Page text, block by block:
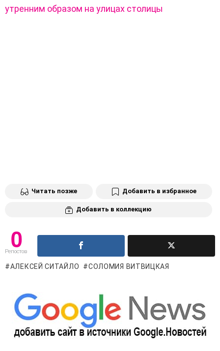
утренним образом на улицах столицы
Читать позже Добавить в избранное
Добавить в коллекцию
0
Репостов
АЛЕКСЕЙ СИТАЙЛО СОЛОМИЯ ВИТВИЦКАЯ